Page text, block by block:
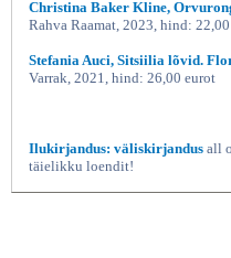
Christina Baker Kline,
Rahva Raamat, 2023, hind:
Stefania Auci, Sitsiilia lõvid.
Varrak, 2021, hind: 26,00 eurot
Ilukirjandus: väliskirjandus all
täielikku loendit!